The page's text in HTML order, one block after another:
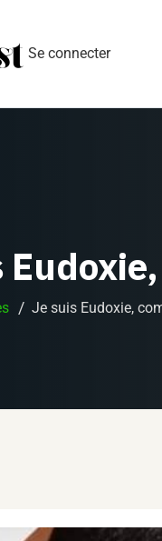
Se connecter
Je suis Eudoxie,